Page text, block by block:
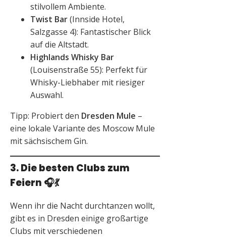
stilvollem Ambiente.
Twist Bar(Innside Hotel,
Salzgasse 4): Fantastischer Blick
auf die Altstadt.
Highlands Whisky Bar
(Louisenstraße 55): Perfekt für
Whisky-Liebhaber mit riesiger
Auswahl.
Tipp: Probiert den Dresden Mule –
eine lokale Variante des Moscow Mule
mit sächsischem Gin.
3. Die besten Clubs zum
Feiern 🎧💃
Wenn ihr die Nacht durchtanzen wollt,
gibt es in Dresden einige großartige
Clubs mit verschiedenen